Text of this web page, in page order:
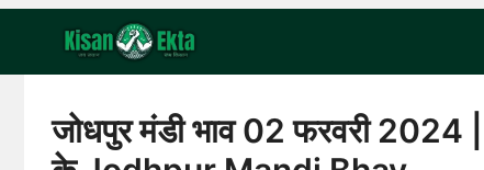
content
जोधपुर मंडी भाव 02 फरवरी 2024 |